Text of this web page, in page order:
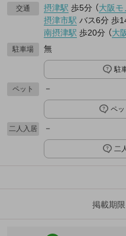
交通 摂津駅 歩5分 （大阪モ
摂津市駅 バス6分 歩
南摂津駅 歩20分 （大
駐車場 無
駐
ペット －
ペ
二人入居 －
二
掲載期